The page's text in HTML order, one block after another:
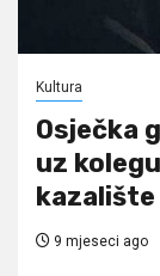
Kultura
Osječka
uz
9 mjeseci ago